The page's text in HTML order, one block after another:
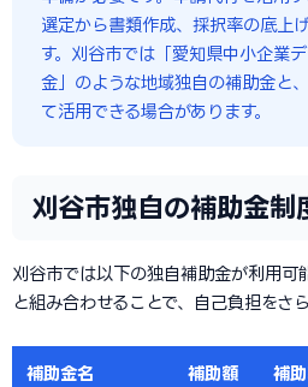
選定から書類作成、採択率の底上
す。刈谷市では「愛知県中小企業
金」のような地域独自の補助金と
て活用できる場合があります。
刈谷市独自の補助金制
刈谷市では以下の独自補助金が利用可
と組み合わせることで、自己負担をさ
補助金名 補助額 補